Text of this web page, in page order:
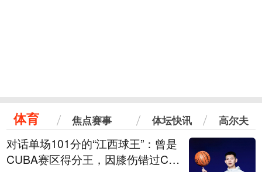
体育 焦点赛事 体坛快讯 高尔夫
对话单场101分的“江西球王”：曾是
CUBA赛区得分王，因膝伤错过CB